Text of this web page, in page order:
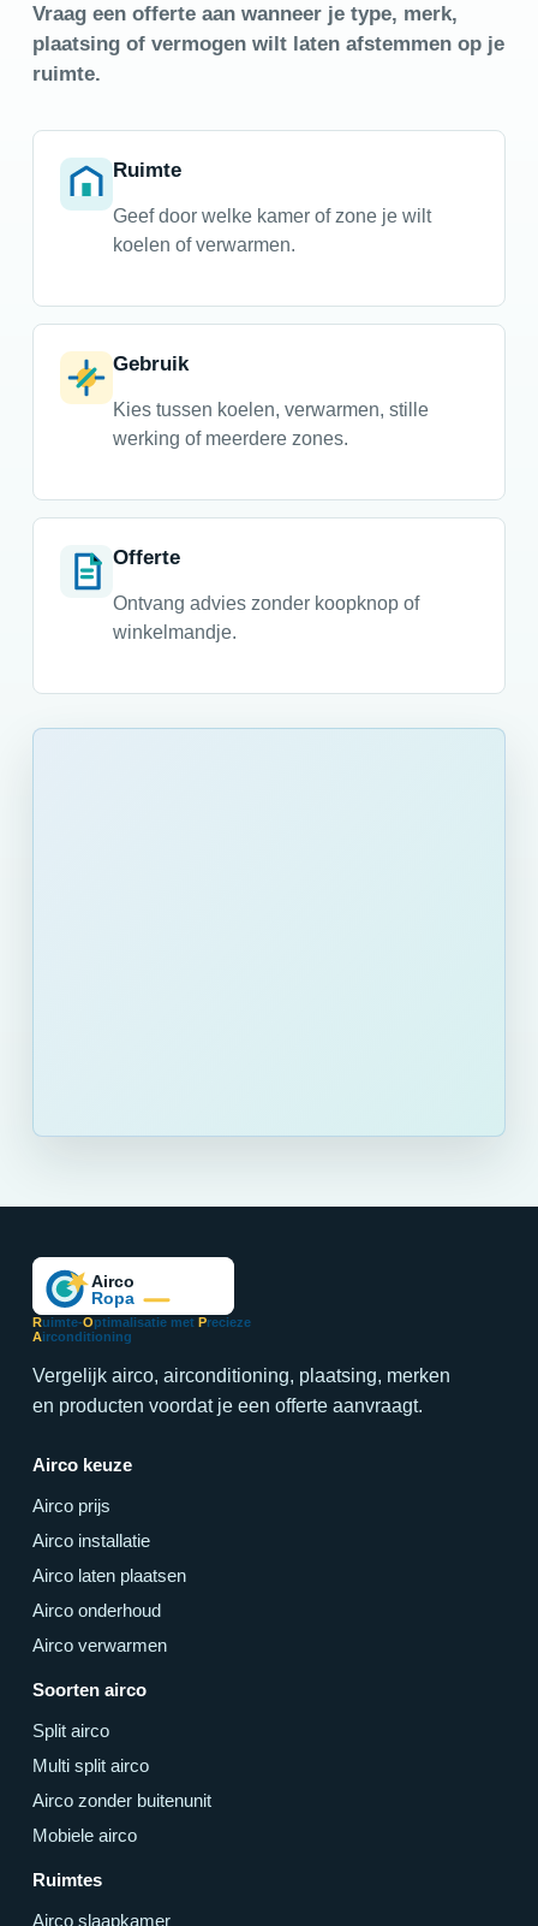
Vraag een offerte aan wanneer je type, merk,
plaatsing of vermogen wilt laten afstemmen op je
ruimte.
Ruimte
Geef door welke kamer of zone je wilt
koelen of verwarmen.
Gebruik
Kies tussen koelen, verwarmen, stille
werking of meerdere zones.
Offerte
Ontvang advies zonder koopknop of
winkelmandje.
Ruimte-Optimalisatie met Precieze
Airconditioning
Vergelijk airco, airconditioning, plaatsing, merken
en producten voordat je een offerte aanvraagt.
Airco keuze
Airco prijs
Airco installatie
Airco laten plaatsen
Airco onderhoud
Airco verwarmen
Soorten airco
Split airco
Multi split airco
Airco zonder buitenunit
Mobiele airco
Ruimtes
Airco slaapkamer